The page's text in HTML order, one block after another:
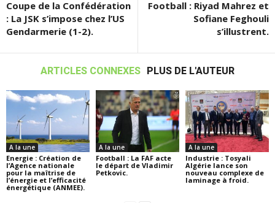
Coupe de la Confédération
: La JSK s’impose chez l’US
Gendarmerie (1-2).
Football : Riyad Mahrez et
Sofiane Feghouli
s’illustrent.
ARTICLES CONNEXES PLUS DE L'AUTEUR
A la une
Energie : Création de
l’Agence nationale
pour la maîtrise de
l’énergie et l’efficacité
énergétique (ANMEE).
A la une
Football : La FAF acte
le départ de Vladimir
Petkovic.
A la une
Industrie : Tosyali
Algérie lance son
nouveau complexe de
laminage à froid.